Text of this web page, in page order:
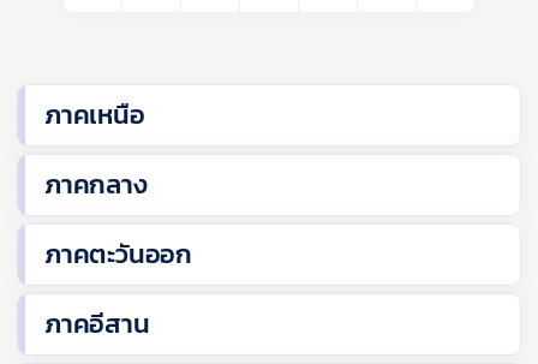
ภาคเหนือ
ภาคกลาง
ภาคตะวันออก
ภาคอีสาน